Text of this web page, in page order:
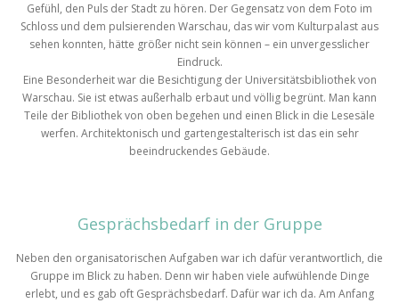
Gefühl, den Puls der Stadt zu hören. Der Gegensatz von dem Foto im
Schloss und dem pulsierenden Warschau, das wir vom Kulturpalast aus
sehen konnten, hätte größer nicht sein können – ein unvergesslicher
Eindruck.
Eine Besonderheit war die Besichtigung der Universitätsbibliothek von
Warschau. Sie ist etwas außerhalb erbaut und völlig begrünt. Man kann
Teile der Bibliothek von oben begehen und einen Blick in die Lesesäle
werfen. Architektonisch und gartengestalterisch ist das ein sehr
beeindruckendes Gebäude.
Gesprächsbedarf in der Gruppe
Neben den organisatorischen Aufgaben war ich dafür verantwortlich, die
Gruppe im Blick zu haben. Denn wir haben viele aufwühlende Dinge
erlebt, und es gab oft Gesprächsbedarf. Dafür war ich da. Am Anfang